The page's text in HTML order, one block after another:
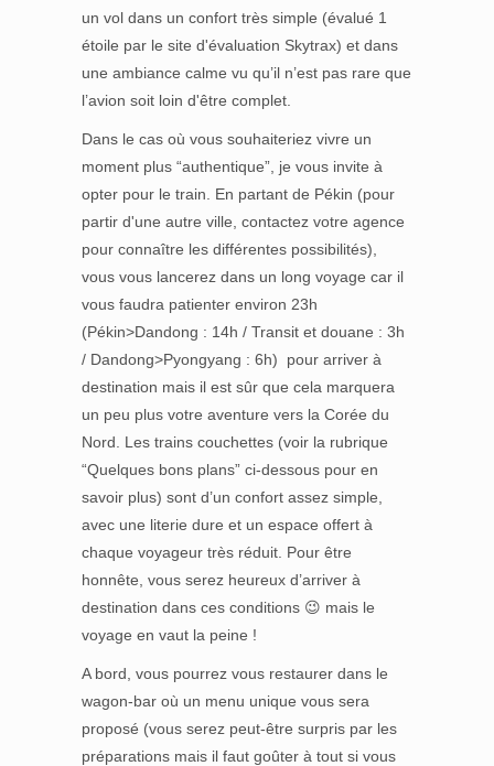
un vol dans un confort très simple (évalué 1
étoile par le site d'évaluation Skytrax) et dans
une ambiance calme vu qu’il n’est pas rare que
l’avion soit loin d'être complet.
Dans le cas où vous souhaiteriez vivre un
moment plus “authentique”, je vous invite à
opter pour le train. En partant de Pékin (pour
partir d'une autre ville, contactez votre agence
pour connaître les différentes possibilités),
vous vous lancerez dans un long voyage car il
vous faudra patienter environ 23h
(Pékin>Dandong : 14h / Transit et douane : 3h
/ Dandong>Pyongyang : 6h) pour arriver à
destination mais il est sûr que cela marquera
un peu plus votre aventure vers la Corée du
Nord. Les trains couchettes (voir la rubrique
“Quelques bons plans” ci-dessous pour en
savoir plus) sont d’un confort assez simple,
avec une literie dure et un espace offert à
chaque voyageur très réduit. Pour être
honnête, vous serez heureux d’arriver à
destination dans ces conditions 😉 mais le
voyage en vaut la peine !
A bord, vous pourrez vous restaurer dans le
wagon-bar où un menu unique vous sera
proposé (vous serez peut-être surpris par les
préparations mais il faut goûter à tout si vous